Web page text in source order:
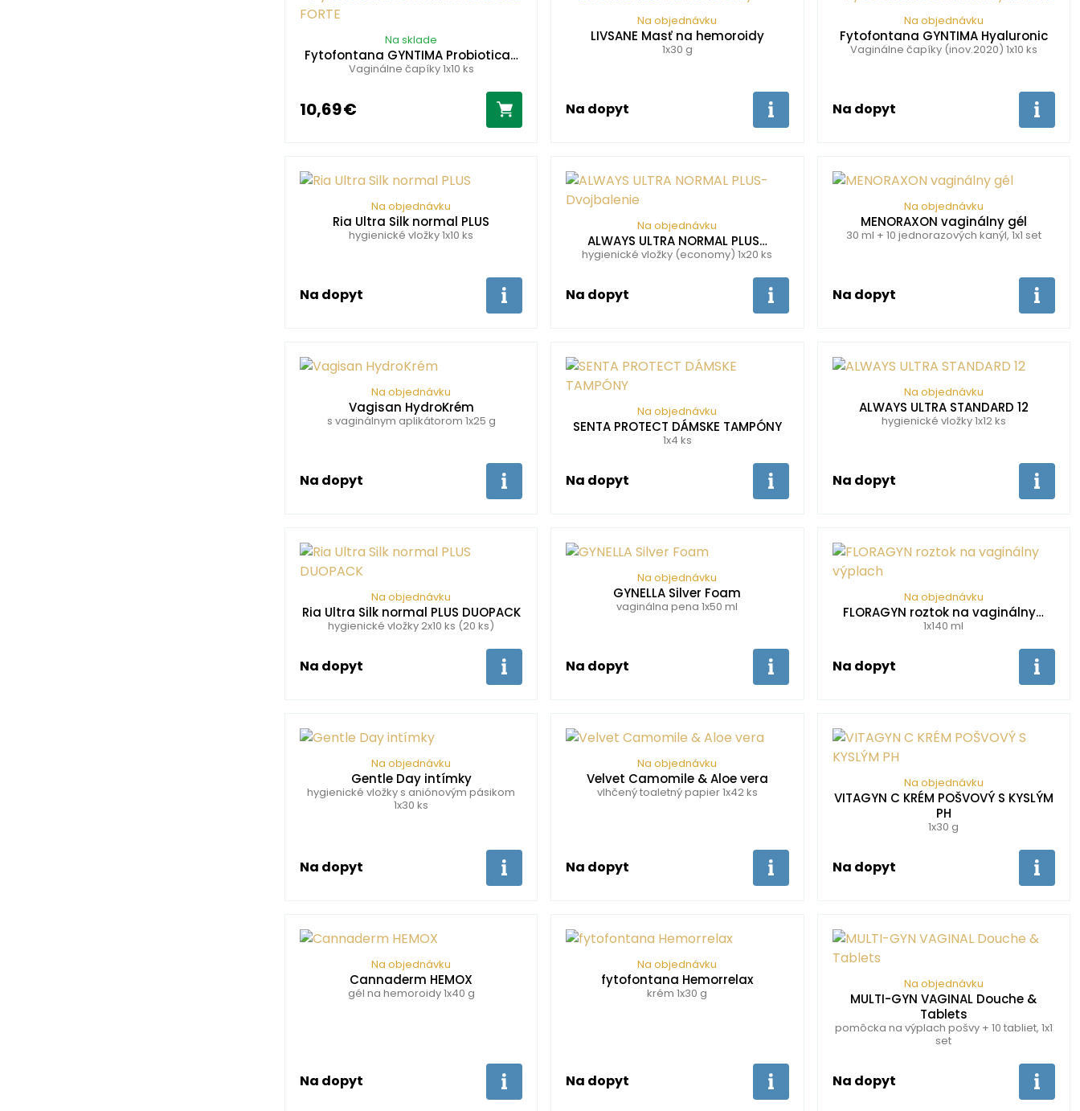
Na sklade
Fytofontana GYNTIMA Probiotica…
Vaginálne čapíky 1x10 ks
10,69 €
Na objednávku
LIVSANE Masť na hemoroidy
1x30 g
Na dopyt
Na objednávku
Fytofontana GYNTIMA Hyaluronic
Vaginálne čapíky (inov.2020) 1x10 ks
Na dopyt
Na objednávku
Ria Ultra Silk normal PLUS
hygienické vložky 1x10 ks
Na dopyt
Na objednávku
ALWAYS ULTRA NORMAL PLUS…
hygienické vložky (economy) 1x20 ks
Na dopyt
Na objednávku
MENORAXON vaginálny gél
30 ml + 10 jednorazových kanýl, 1x1 set
Na dopyt
Na objednávku
Vagisan HydroKrém
s vaginálnym aplikátorom 1x25 g
Na dopyt
Na objednávku
SENTA PROTECT DÁMSKE TAMPÓNY
1x4 ks
Na dopyt
Na objednávku
ALWAYS ULTRA STANDARD 12
hygienické vložky 1x12 ks
Na dopyt
Na objednávku
Ria Ultra Silk normal PLUS DUOPACK
hygienické vložky 2x10 ks (20 ks)
Na dopyt
Na objednávku
GYNELLA Silver Foam
vaginálna pena 1x50 ml
Na dopyt
Na objednávku
FLORAGYN roztok na vaginálny…
1x140 ml
Na dopyt
Na objednávku
Gentle Day intímky
hygienické vložky s aniónovým pásikom
1x30 ks
Na dopyt
Na objednávku
Velvet Camomile & Aloe vera
vlhčený toaletný papier 1x42 ks
Na dopyt
Na objednávku
VITAGYN C KRÉM POŠVOVÝ S KYSLÝM
PH
1x30 g
Na dopyt
Na objednávku
Cannaderm HEMOX
gél na hemoroidy 1x40 g
Na dopyt
Na objednávku
fytofontana Hemorrelax
krém 1x30 g
Na dopyt
Na objednávku
MULTI-GYN VAGINAL Douche &
Tablets
pomôcka na výplach pošvy + 10 tabliet, 1x1
set
Na dopyt